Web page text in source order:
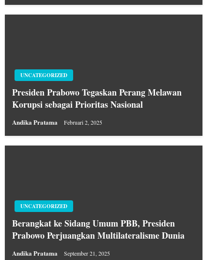
UNCATEGORIZED
Presiden Prabowo Tegaskan Perang Melawan
Korupsi sebagai Prioritas Nasional
Andika Pratama Februari 2, 2025
UNCATEGORIZED
Berangkat ke Sidang Umum PBB, Presiden
Prabowo Perjuangkan Multilateralisme Dunia
Andika Pratama September 21, 2025